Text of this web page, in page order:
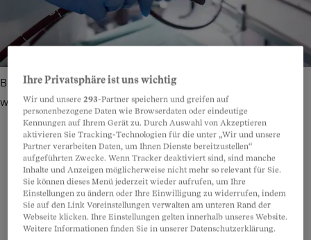
Beim Magen-Darm-Facharzt: Aus einer Untersuchung
werden zwei gemacht. Bild: Kzenon/YAY Images/Imago Images
Teilen Anhören Merken Kommentare
Artikel teilen
Wer sich derzeitfür eine Magen-Darm-
Spiegelunganmelden muss, sollte aufpassen.
Ihre Privatsphäre ist uns wichtig
Wir und unsere293-Partner speichern und greifen auf
personenbezogene Daten wie Browserdaten oder eindeutige
Kennungen auf Ihrem Gerät zu. Durch Auswahl von Akzeptieren
aktivieren Sie Tracking-Technologien für die unter „Wir und unsere
Partner verarbeiten Daten, um Ihnen Dienste bereitzustellen“
aufgeführten Zwecke. Wenn Tracker deaktiviert sind, sind manche
Inhalte und Anzeigen möglicherweise nicht mehr so relevant für Sie.
Sie können dieses Menü jederzeit wieder aufrufen, um Ihre
Einstellungen zu ändern oder Ihre Einwilligung zu widerrufen, indem
Sie auf den Link Voreinstellungen verwalten am unteren Rand der
Webseite klicken. Ihre Einstellungen gelten innerhalb unseres Website.
Weitere Informationen finden Sie in unserer Datenschutzerklärung.